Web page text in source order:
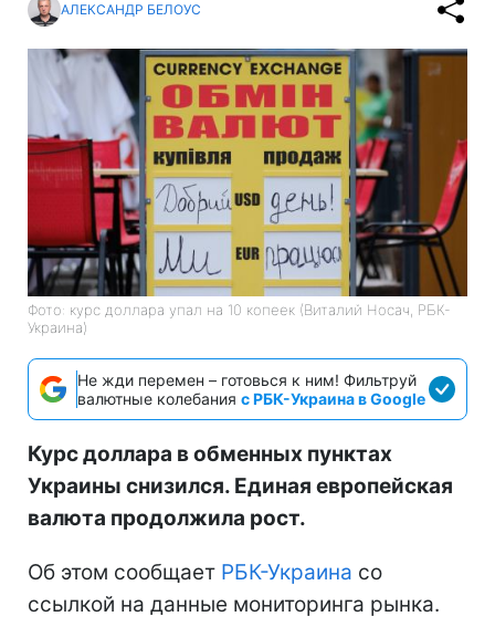
АЛЕКСАНДР БЕЛОУС
Фото: курс доллара упал на 10 копеек (Виталий Носач, РБК-
Украина)
Не жди перемен – готовься к ним! Фильтруй
валютные колебания с РБК-Украина в Google
Курс доллара в обменных пунктах
Украины снизился. Единая европейская
валюта продолжила рост.
Об этом сообщает РБК-Украина со
ссылкой на данные мониторинга рынка.